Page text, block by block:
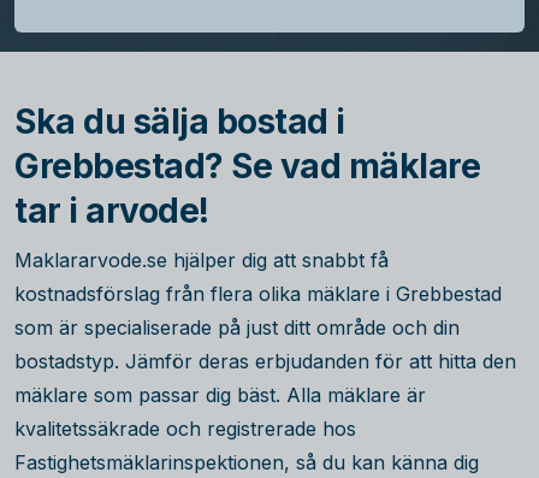
Ska du sälja bostad i
Grebbestad? Se vad mäklare
tar i arvode!
Maklararvode.se hjälper dig att snabbt få
kostnadsförslag från flera olika mäklare i Grebbestad
som är specialiserade på just ditt område och din
bostadstyp. Jämför deras erbjudanden för att hitta den
mäklare som passar dig bäst. Alla mäklare är
kvalitetssäkrade och registrerade hos
Fastighetsmäklarinspektionen, så du kan känna dig